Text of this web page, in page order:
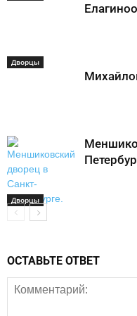
Дворцы
Дворцы
ОСТАВЬТЕ ОТВЕТ